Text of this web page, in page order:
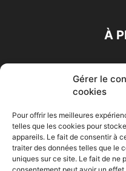
Gérer le
cookies
Pour offrir les meilleures
telles que les cookies pour
appareils. Le fait de consentir à
traiter des données telles que le
uniques sur ce site. Le fait de ne
À
Accueil Economie